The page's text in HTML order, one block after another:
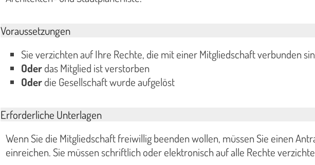
Voraussetzungen
Sie verzichten auf Ihre Rechte, die mit einer Mitgliedschaft verbunden
Oderdas Mitglied ist verstorben
Oderdie Gesellschaft wurde aufgelöst
Erforderliche Unterlagen
Wenn Sie die Mitgliedschaft freiwillig beenden wollen, müssen Sie einen
einreichen. Sie müssen schriftlich oder elektronisch auf alle Rechte